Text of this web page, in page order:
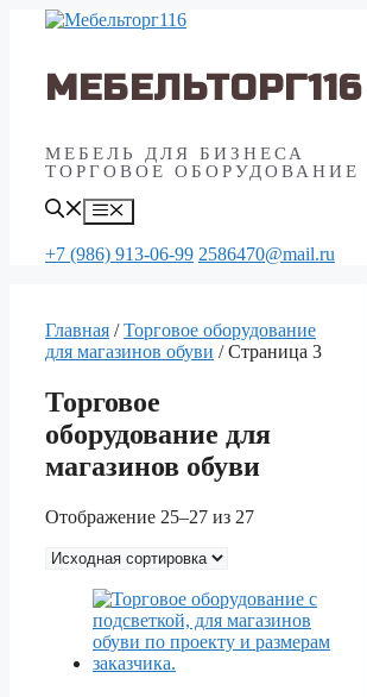
Перейти
МЕБЕЛЬТОРГ116
МЕБЕЛЬ ДЛЯ БИЗНЕСА
ТОРГОВОЕ ОБОРУДОВАНИЕ
Меню
+7 (986) 913-06-99 2586470@mail.ru
Главная /Торговое оборудование
для магазинов обуви / Страница 3
Торговое
оборудование для
магазинов обуви
Отображение 25–27 из 27